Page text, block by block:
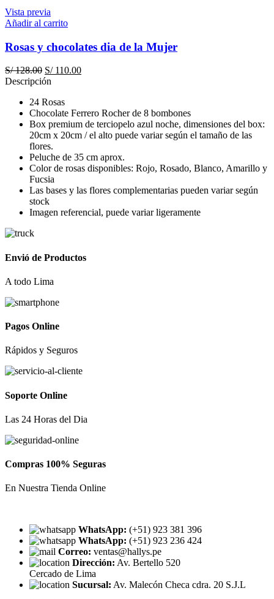
era:
S/ 57.50.
Vista previa
Añadir al carrito
Rosas y chocolates dia de la Mujer
S/128.00 El
precio
era:
S/ 128.00.
S/110.00El
S/ 110.00.
Descripción
24 Rosas
Chocolate Ferrero Rocher de 8 bombones
Box premium de terciopelo azul noche, dimensiones del box:
20cm x 20cm / el alto puede variar según el tamaño de las
flores.
Peluche de 35 cm aprox.
Color de rosas disponibles: Rojo, Rosado, Blanco, Amarillo y
Fucsia
Las bases y las flores complementarias pueden variar según
stock
Imagen referencial, puede variar ligeramente
Envió de Productos
A todo Lima
Pagos Online
Rápidos y Seguros
Soporte Online
Las 24 Horas del Dia
Compras 100% Seguras
En Nuestra Tienda Online
WhatsApp: (+51) 923 381 396
WhatsApp: (+51) 923 236 424
Correo: ventas@hallys.pe
Dirección: Av. Bertello 520
Cercado de Lima
Sucursal: Av. Malecón Checa cdra. 20 S.J.L